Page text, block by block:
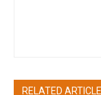
RELATED